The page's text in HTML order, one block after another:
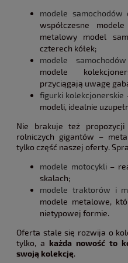
modele samochodów
współczesne
metalowy model
czterech kółek;
modele
modele
przyciągają uwagę
figurki kolekcjonerskie
modeli, idealnie
Nie brakuje też
rolniczych gigantów –
tylko część naszej oferty.
modele motocykli–
skalach;
modele traktorów i
modele metalowe,
nietypowej formie.
Oferta stale się rozwija o
tylko, a każda nowość to
swoją kolekcję.